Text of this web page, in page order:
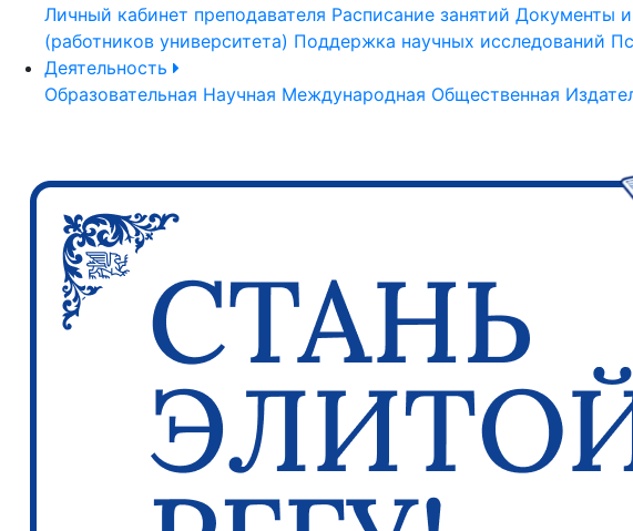
Личный кабинет преподавателя Расписание занятий Документы и
(работников университета) Поддержка научных исследований
Деятельность
Образовательная Научная Международная Общественная
Previous